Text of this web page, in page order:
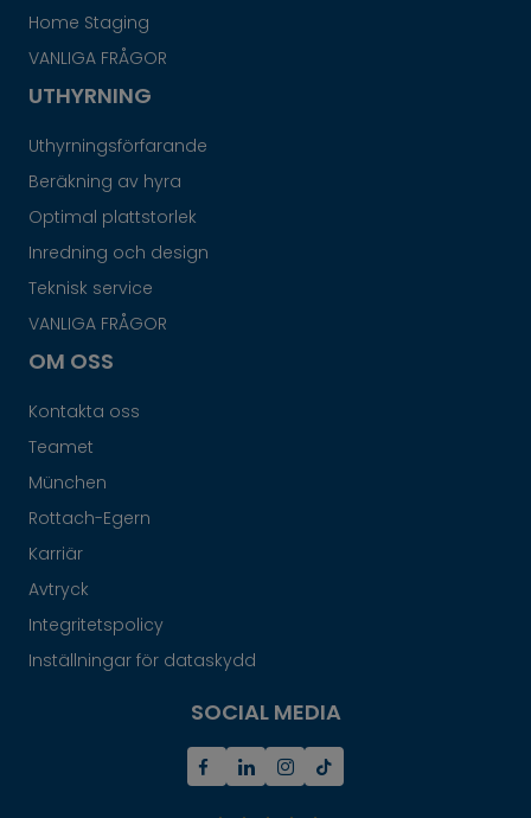
Home Staging
VANLIGA FRÅGOR
UTHYRNING
Uthyrningsförfarande
Beräkning av hyra
Optimal plattstorlek
Inredning och design
Teknisk service
VANLIGA FRÅGOR
OM OSS
Kontakta oss
Teamet
München
Rottach-Egern
Karriär
Avtryck
Integritetspolicy
Inställningar för dataskydd
SOCIAL MEDIA